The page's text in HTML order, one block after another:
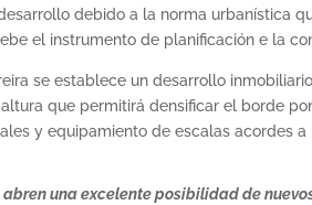
debido a la norma urbanística
el instrumento de planificación e la
se establece un desarrollo
que permitirá densificar el borde
y equipamiento de escalas acordes a
abren una excelente posibilidad de